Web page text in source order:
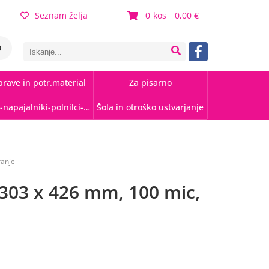
0 0,00
Seznam želja
in potr.material Za pisarno
Kabli-napajalniki-polnilci-hubi Šola in otroško ustvarjanje
x 426 mm, 100 mic,